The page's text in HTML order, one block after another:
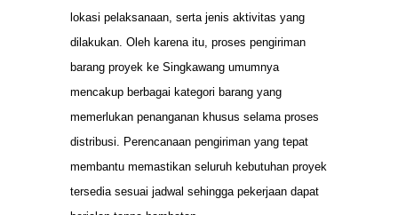
lokasi pelaksanaan, serta jenis aktivitas yang
dilakukan. Oleh karena itu, proses pengiriman
barang proyek ke Singkawang umumnya
mencakup berbagai kategori barang yang
memerlukan penanganan khusus selama proses
distribusi. Perencanaan pengiriman yang tepat
membantu memastikan seluruh kebutuhan proyek
tersedia sesuai jadwal sehingga pekerjaan dapat